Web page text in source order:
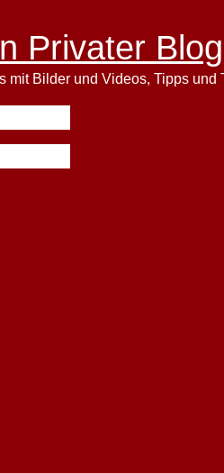
Privater Blog
mit Bilder und Videos, Tipps und